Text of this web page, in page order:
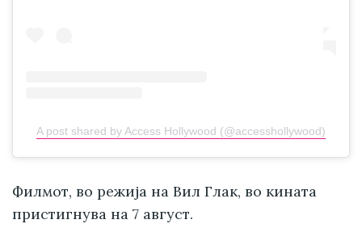
A post shared by Access Hollywood (@accesshollywood)
Филмот, во режија на Вил Глак, во кината
пристигнува на 7 август.